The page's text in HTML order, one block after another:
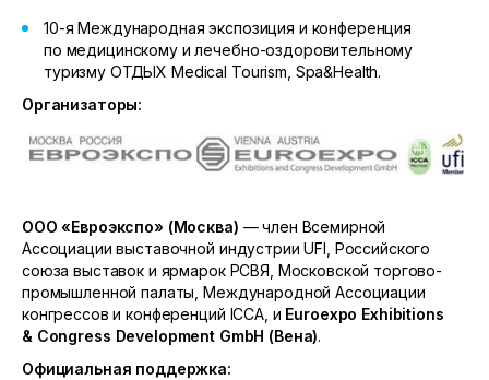
10-я Международная экспозиция и конференция
по медицинскому и лечебно-оздоровительному
туризму ОТДЫХ Medical Tourism, Spa&Health.
Организаторы:
ООО «Евроэкспо» (Москва) — член Всемирной
Ассоциации выставочной индустрии UFI, Российского
союза выставок и ярмарок РСВЯ, Московской торгово-
промышленной палаты, Международной Ассоциации
конгрессов и конференций ICCA, и Euroexpo Exhibitions
& Congress Development GmbH (Вена).
Официальная поддержка: